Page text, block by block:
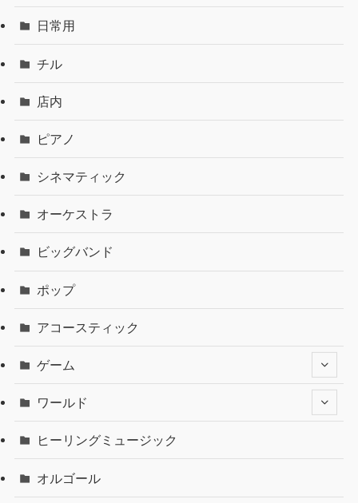
日常用
チル
店内
ピアノ
シネマティック
オーケストラ
ビッグバンド
ポップ
アコースティック
ゲーム
ワールド
ヒーリングミュージック
オルゴール